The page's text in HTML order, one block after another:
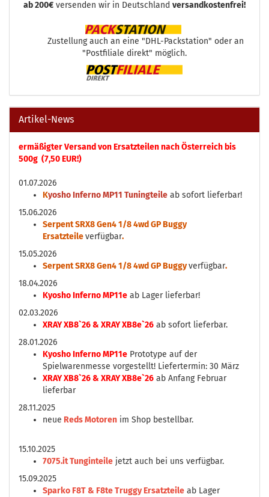
ab 200€ versenden wir in Deutschland versandkostenfrei!
Zustellung auch an eine "DHL-Packstation" oder an
"Postfiliale direkt" möglich.
Artikel-News
ermäßigter Versand von Ersatzteilen nach Österreich bis
500g (7,50 EUR!)
01.07.2026
Kyosho Inferno MP11 Tuningteile ab sofort lieferbar!
15.06.2026
Serpent SRX8 Gen4 1/8 4wd GP Buggy
Ersatzteileverfügbar.
15.05.2026
Serpent SRX8 Gen4 1/8 4wd GP Buggyverfügbar.
18.04.2026
Kyosho Inferno MP11e ab Lager lieferbar!
02.03.2026
XRAY XB8`26 & XRAY XB8e`26 ab sofort lieferbar.
28.01.2026
Kyosho Inferno MP11e Prototype auf der
Spielwarenmesse vorgestellt! Liefertermin: 30 März
XRAY XB8`26 & XRAY XB8e`26 ab Anfang Februar
lieferbar
28.11.2025
neue Reds Motoren im Shop bestellbar.
15.10.2025
7075.it Tunginteile jetzt auch bei uns verfügbar.
15.09.2025
Sparko F8T & F8te Truggy Ersatzteile ab Lager